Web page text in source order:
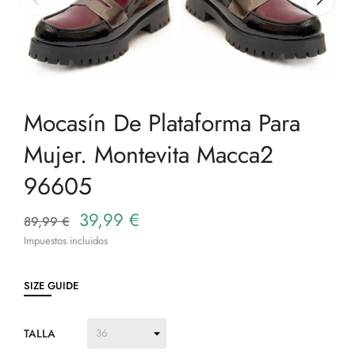
Mocasín De Plataforma Para
Mujer. Montevita Macca2
96605
89,99 € 39,99 €
Impuestos incluidos
SIZE GUIDE
TALLA